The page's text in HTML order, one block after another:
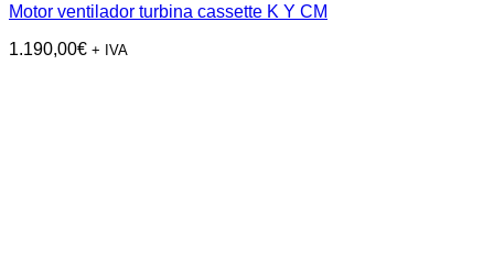
Motor ventilador turbina cassette K Y CM
1.190,00€ + IVA